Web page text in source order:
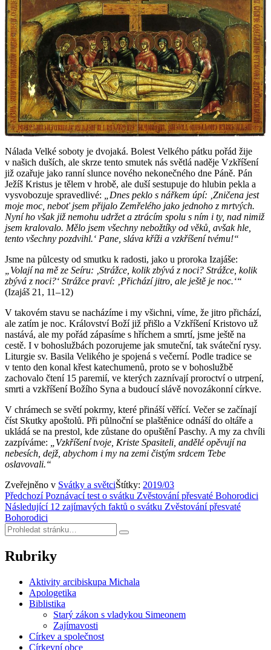
Nálada Velké soboty je dvojaká. Bolest Velkého pátku pořád žije
v našich duších, ale skrze tento smutek nás světlá naděje Vzkříšení
již ozařuje jako ranní slunce nového nekonečného dne Páně. Pán
Ježíš Kristus je tělem v hrobě, ale duší sestupuje do hlubin pekla a
vysvobozuje spravedlivé:
„Dnes peklo s nářkem úpí: ‚Zničena jest
moje moc, neboť jsem přijalo Zemřelého jako jednoho z mrtvých.
Nyní ho však již nemohu udržet a ztrácím spolu s ním i ty, nad nimiž
jsem kralovalo. Mělo jsem všechny nebožtíky od věků, avšak hle,
tento všechny pozdvihl.‘ Pane, sláva kříži a vzkříšení tvému!“
Jsme na půlcesty od smutku k radosti, jako u proroka Izajáše:
„Volají na mě ze Seíru: ‚Strážce, kolik zbývá z noci? Strážce, kolik
zbývá z noci?‘ Strážce praví: ‚Přichází jitro, ale ještě je noc.‘“
(Izajáš 21, 11–12)
V takovém stavu se nacházíme i my všichni, víme, že jitro přichází,
ale zatím je noc. Království Boží již přišlo a Vzkříšení Kristovo už
nastává, ale my pořád zápasíme s hříchem a smrtí, jsme ještě na
cestě. I v bohoslužbách pozorujeme jak smuteční, tak sváteční rysy.
Liturgie sv. Basila Velikého je spojená s večerní. Podle tradice se
v tento den konal křest katechumenů, proto se v bohoslužbě
zachovalo čtení 15 paremií, ve kterých zaznívají proroctví o utrpení,
smrti a vzkříšení Božího Syna a budoucí slávě novozákonní církve.
V chrámech se světí pokrmy, které přináší věřící. Večer se začínají
číst Skutky apoštolů. Při půlnoční se plaštěnice odnáší do oltáře a
ukládá se na prestol, kde zůstane do opuštění Paschy. A my za chvíli
zazpíváme:
„Vzkříšení tvoje, Kriste Spasiteli, andělé opěvují na
nebesích, dejž, abychom i my na zemi čistým srdcem Tebe
oslavovali.“
Zveřejněno v Svátky a světciŠtítky: 2019/03
Navigace
pro
příspěvek
Předchozí Poznávací test o svátku Zvěstování přesvaté Bohorodici
Následující 12 zajímavých faktů o svátku Zvěstování přesvaté
Bohorodici
Hledat:
Hledat
Rubriky
Aktivity arcibiskupa Michala
Apologetika
Biblistika
Starý zákon s vladykou Simeonem
Zajímavosti
Církev a společnost
Církevní obce